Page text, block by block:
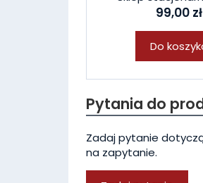
99,00 zł
Do
Pytania do
Zadaj pytanie
na zapytanie.